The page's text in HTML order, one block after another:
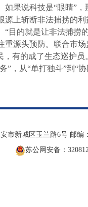
如果说科技是“眼睛”
源上斩断非法捕捞的利
“目的就是让非法捕捞
重源头预防。联合市
，有的成了生态巡护
”，从“单打独斗”到
市新城区玉兰路6号 邮编
苏公网安备：